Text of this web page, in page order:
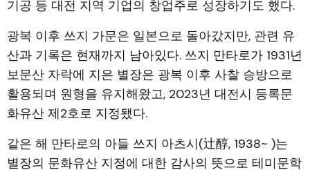
기공 등 대전 지역 기업의 창업주로 성장하기도 했다.
광복 이후 쓰지 가문은 일본으로 돌아갔지만, 관련 유
산과 기록은 현재까지 남아있다. 쓰지 만타로가 1931년
보문산 자락에 지은 별장은 광복 이후 사찰 승방으로
활용되며 원형을 유지해왔고, 2023년 대전시 등록문
화유산 제2호로 지정됐다.
같은 해 만타로의 아들 쓰지 아츠시(辻醇, 1938~ )는
별장의 문화유산 지정에 대한 감사의 뜻으로 테미문학